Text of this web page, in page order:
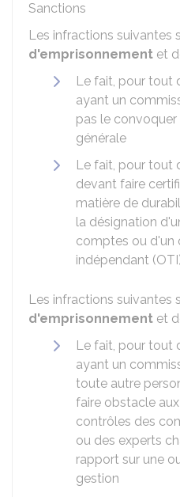
Sanctions
Les infractions suivantes
d'emprisonnement et
Le fait, pour tout
ayant un
pas le
générale
Le fait, pour tout
devant faire
matière de
la désignation
comptes ou d'un
indépendant
Les infractions suivantes
d'emprisonnement et
Le fait, pour tout
ayant un
toute autre
faire obstacle
contrôles des
ou des experts
rapport sur une
gestion